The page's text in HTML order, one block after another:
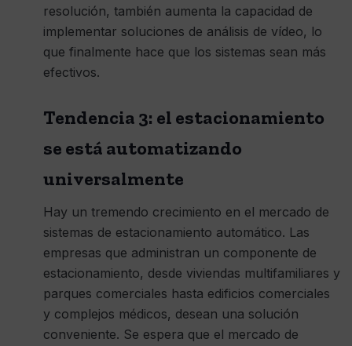
resolución, también aumenta la capacidad de
implementar soluciones de análisis de vídeo, lo
que finalmente hace que los sistemas sean más
efectivos.
Tendencia 3: el estacionamiento
se está automatizando
universalmente
Hay un tremendo crecimiento en el mercado de
sistemas de estacionamiento automático. Las
empresas que administran un componente de
estacionamiento, desde viviendas multifamiliares y
parques comerciales hasta edificios comerciales
y complejos médicos, desean una solución
conveniente. Se espera que el mercado de